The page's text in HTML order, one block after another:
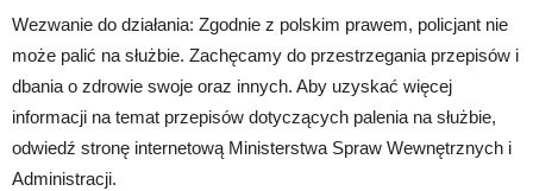
Wezwanie do działania: Zgodnie z polskim prawem, policjant nie
może palić na służbie. Zachęcamy do przestrzegania przepisów i
dbania o zdrowie swoje oraz innych. Aby uzyskać więcej
informacji na temat przepisów dotyczących palenia na służbie,
odwiedź stronę internetową Ministerstwa Spraw Wewnętrznych i
Administracji.